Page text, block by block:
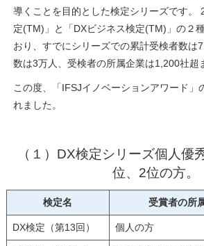
導くことを目的とした検定シリーズです。
定(TM)」と「DXビジネス検定(TM)」の２
おり、すでにシリーズでの累計受検者数は
数は3万人、受検者の所属企業は1,200社超
この度、「IFSJイノベーションアワード」
れました。
（１）DX検定シリーズ個人
位、2位の方。
検定名 受賞者の所
DX検定（第13回） 個人の方